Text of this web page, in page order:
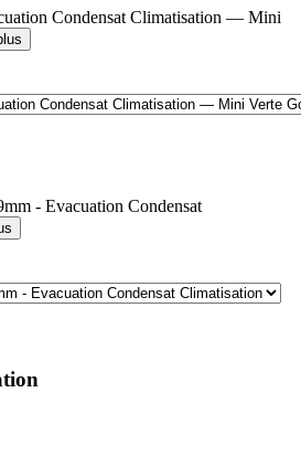
Condensat Climatisation — Mini
- Evacuation Condensat